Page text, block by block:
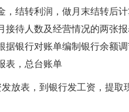
，结转利润，做月末结转后
接待人数及经营情况的两张
据银行对账单编制银行余额
表，总台账单
表，到银行发工资，提取